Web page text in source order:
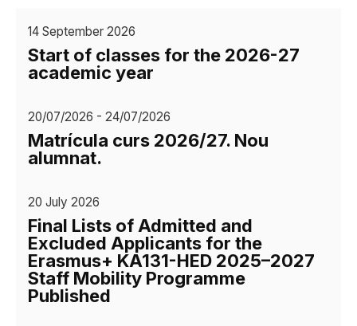
14 September 2026
Start of classes for the 2026-27
academic year
20/07/2026 - 24/07/2026
Matrícula curs 2026/27. Nou
alumnat.
20 July 2026
Final Lists of Admitted and
Excluded Applicants for the
Erasmus+ KA131-HED 2025–2027
Staff Mobility Programme
Published